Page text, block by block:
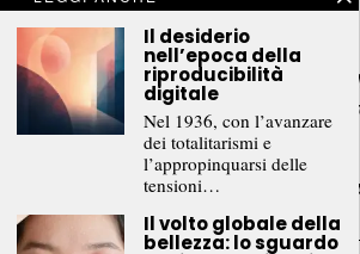
info[at]fascinointellettuali.it
Per segnalare eventuali errori nell’uso
riservato,scriveteci e provvederemo
rimozione del materiale lesivo dei
L’intero contenuto di questo sito web
copyright.
Il desiderio
nell’epoca della
riproducibilità
digitale
Nel 1936, con l’avanzare
dei totalitarismi e
l’appropinquarsi delle
tensioni…
Il volto globale della
bellezza: lo sguardo